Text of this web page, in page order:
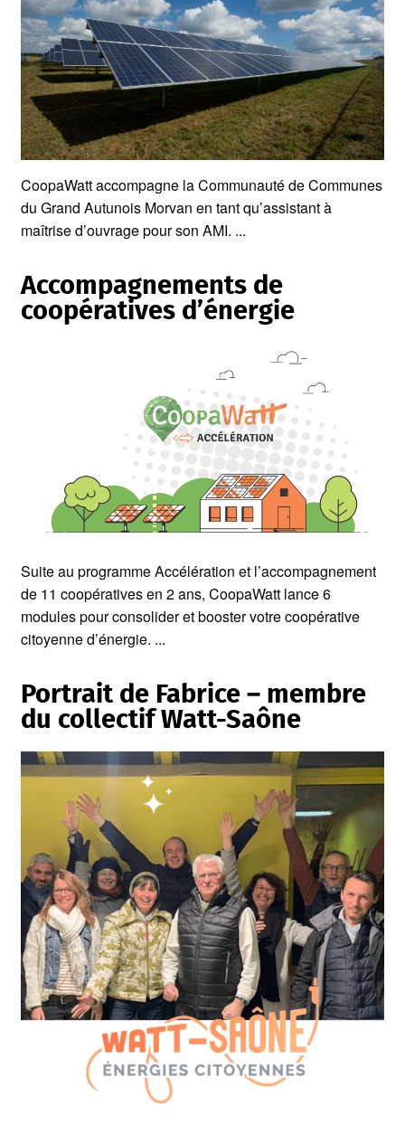
CoopaWatt accompagne la Communauté de Communes
du Grand Autunois Morvan en tant qu’assistant à
maîtrise d’ouvrage pour son AMI.
Accompagnements de
coopératives d’énergie
Suite au programme Accélération et l’accompagnement
de 11 coopératives en 2 ans, CoopaWatt lance 6
modules pour consolider et booster votre coopérative
citoyenne d’énergie.
Portrait de Fabrice – membre
du collectif Watt-Saône